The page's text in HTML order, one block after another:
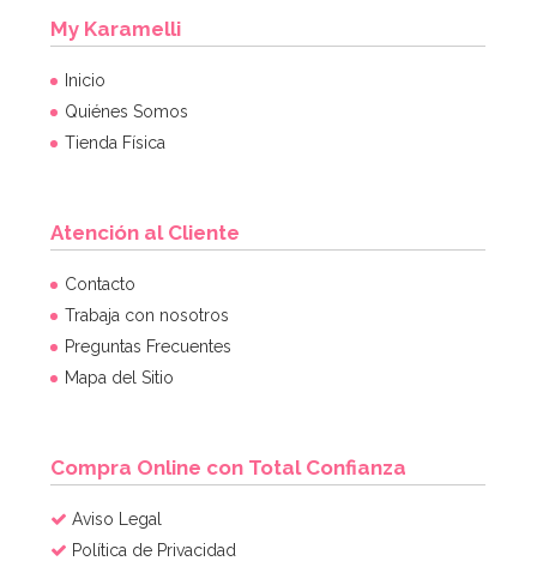
Cápsulas para Cupcakes Hombre de Nieve
2,60€
AÑADIR
My Karamelli
Inicio
Quiénes Somos
Tienda Física
Atención al Cliente
Contacto
Trabaja con nosotros
Preguntas Frecuentes
Mapa del Sitio
Compra Online con Total Confianza
Aviso Legal
Política de Privacidad